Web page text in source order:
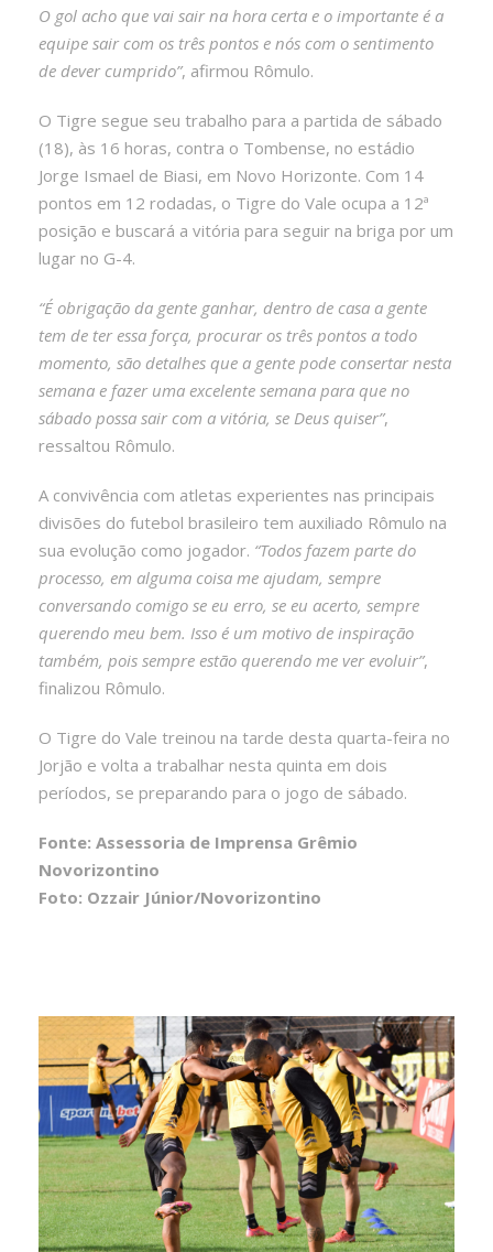
O gol acho que vai sair na hora certa e o importante é a
equipe sair com os três pontos e nós com o sentimento
de dever cumprido”, afirmou Rômulo.
O Tigre segue seu trabalho para a partida de sábado
(18), às 16 horas, contra o Tombense, no estádio
Jorge Ismael de Biasi, em Novo Horizonte. Com 14
pontos em 12 rodadas, o Tigre do Vale ocupa a 12ª
posição e buscará a vitória para seguir na briga por um
lugar no G-4.
“É obrigação da gente ganhar, dentro de casa a gente
tem de ter essa força, procurar os três pontos a todo
momento, são detalhes que a gente pode consertar nesta
semana e fazer uma excelente semana para que no
sábado possa sair com a vitória, se Deus quiser”,
ressaltou Rômulo.
A convivência com atletas experientes nas principais
divisões do futebol brasileiro tem auxiliado Rômulo na
sua evolução como jogador. “Todos fazem parte do
processo, em alguma coisa me ajudam, sempre
conversando comigo se eu erro, se eu acerto, sempre
querendo meu bem. Isso é um motivo de inspiração
também, pois sempre estão querendo me ver evoluir”,
finalizou Rômulo.
O Tigre do Vale treinou na tarde desta quarta-feira no
Jorjão e volta a trabalhar nesta quinta em dois
períodos, se preparando para o jogo de sábado.
Fonte: Assessoria de Imprensa Grêmio
Novorizontino
Foto: Ozzair Júnior/Novorizontino